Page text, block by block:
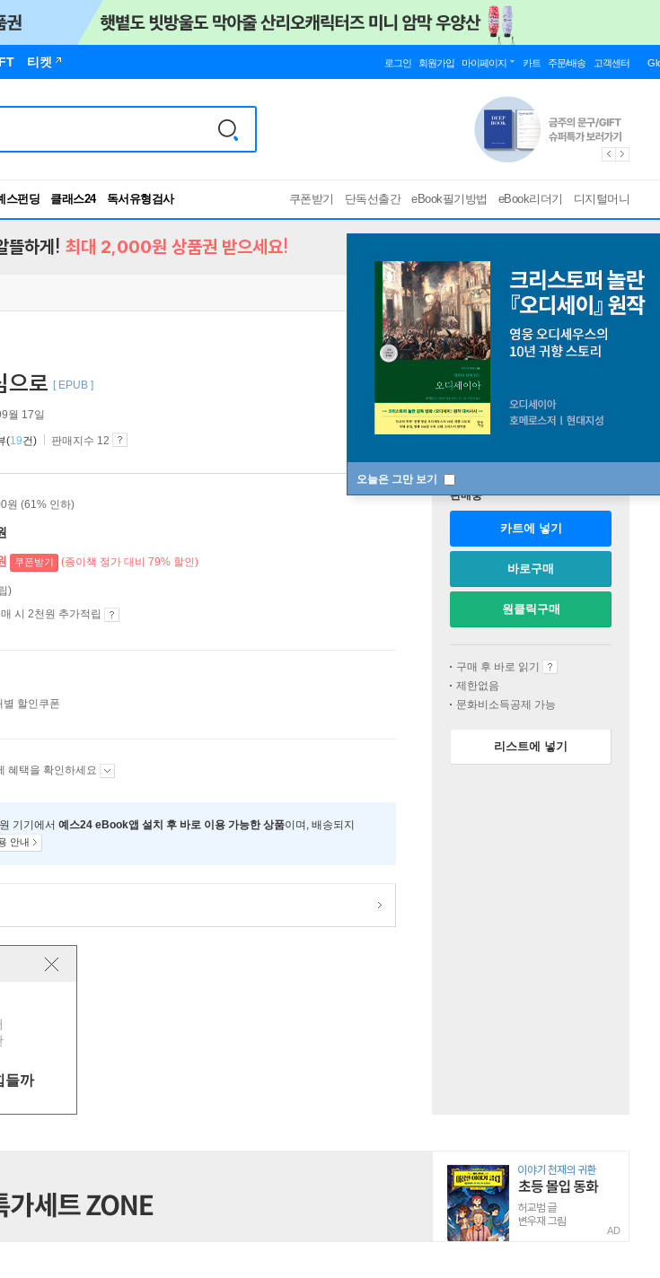
티켓 로그인 회원가입 마이페이지 카트 주문/배송 고객센터
스펀딩 클래스24
독서유형검사
RBTI Lab
쿠폰받기 단독선출간 eBook필기방법 eBook리더기 디지털머니
오늘은 그만 보기
뜰하게! 최대 2,000원 상품권 받으세요!
으로 [ EPUB ]
월 17일
(19건) 판매지수 12
원 (61% 인하)
쿠폰받기 (종이책 정가 대비 79% 할인)
)
시 2천원 추가적립
별 할인쿠폰
혜택을 확인하세요
기기에서 예스24 eBook앱 설치 후 바로 이용 가능한 상품이며, 배송되지
안내
들까
판매중
카트에 넣기
바로구매
원클릭구매
구매 후 바로 읽기
제한없음
문화비소득공제 가능
리스트에 넣기
AD